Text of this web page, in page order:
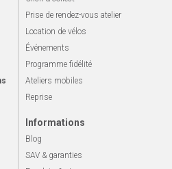
Prise de rendez-vous atelier
Location de vélos
Événements
Programme fidélité
Ateliers mobiles
Reprise
Informations
Blog
SAV & garanties